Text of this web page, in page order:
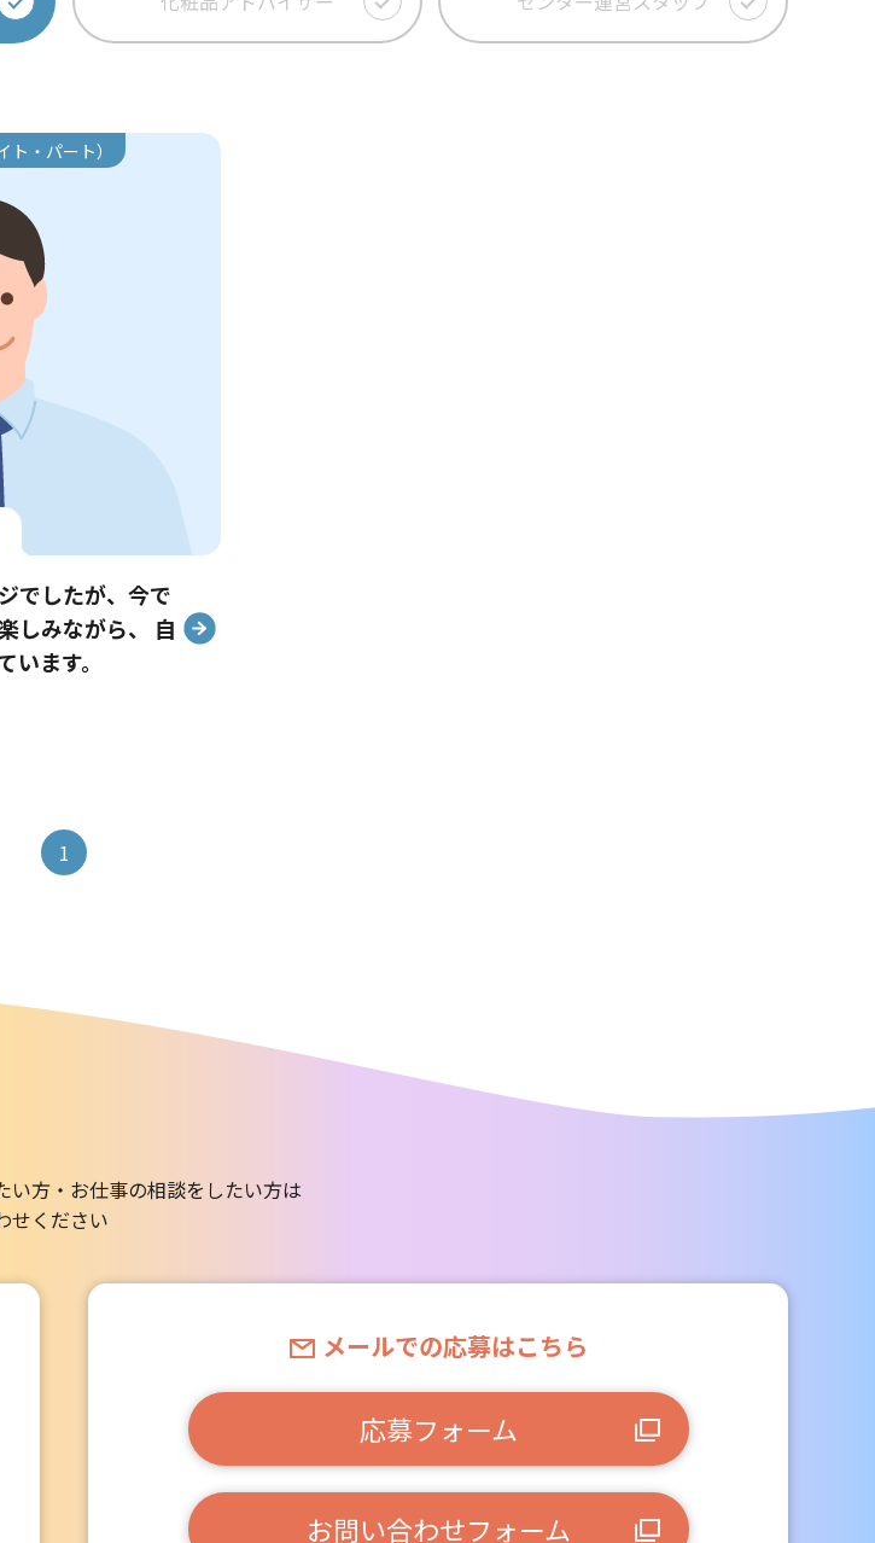
・パート）
でしたが、今で
しみながら、 自
ます。
1
い方・お仕事の相談をしたい方は
せください
メールでの応募はこちら
応募フォーム
お問い合わせフォーム